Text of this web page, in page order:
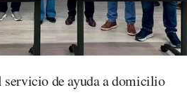
servicio de ayuda a domicilio